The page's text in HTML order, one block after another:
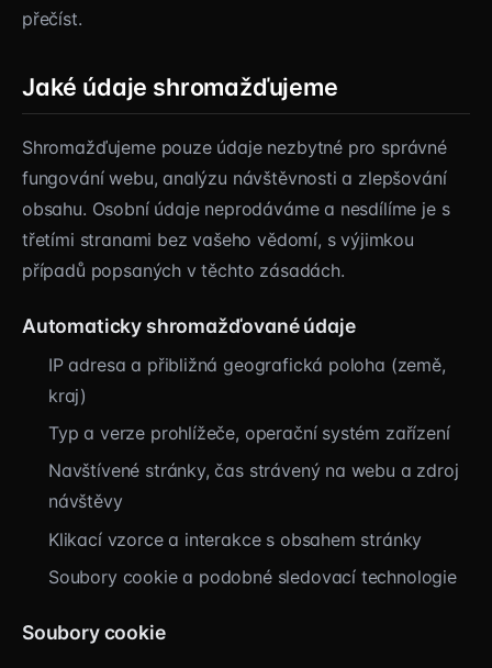
přečíst.
Jaké údaje shromažďujeme
Shromažďujeme pouze údaje nezbytné pro správné
fungování webu, analýzu návštěvnosti a zlepšování
obsahu. Osobní údaje neprodáváme a nesdílíme je s
třetími stranami bez vašeho vědomí, s výjimkou
případů popsaných v těchto zásadách.
Automaticky shromažďované údaje
IP adresa a přibližná geografická poloha (země,
kraj)
Typ a verze prohlížeče, operační systém zařízení
Navštívené stránky, čas strávený na webu a zdroj
návštěvy
Klikací vzorce a interakce s obsahem stránky
Soubory cookie a podobné sledovací technologie
Soubory cookie